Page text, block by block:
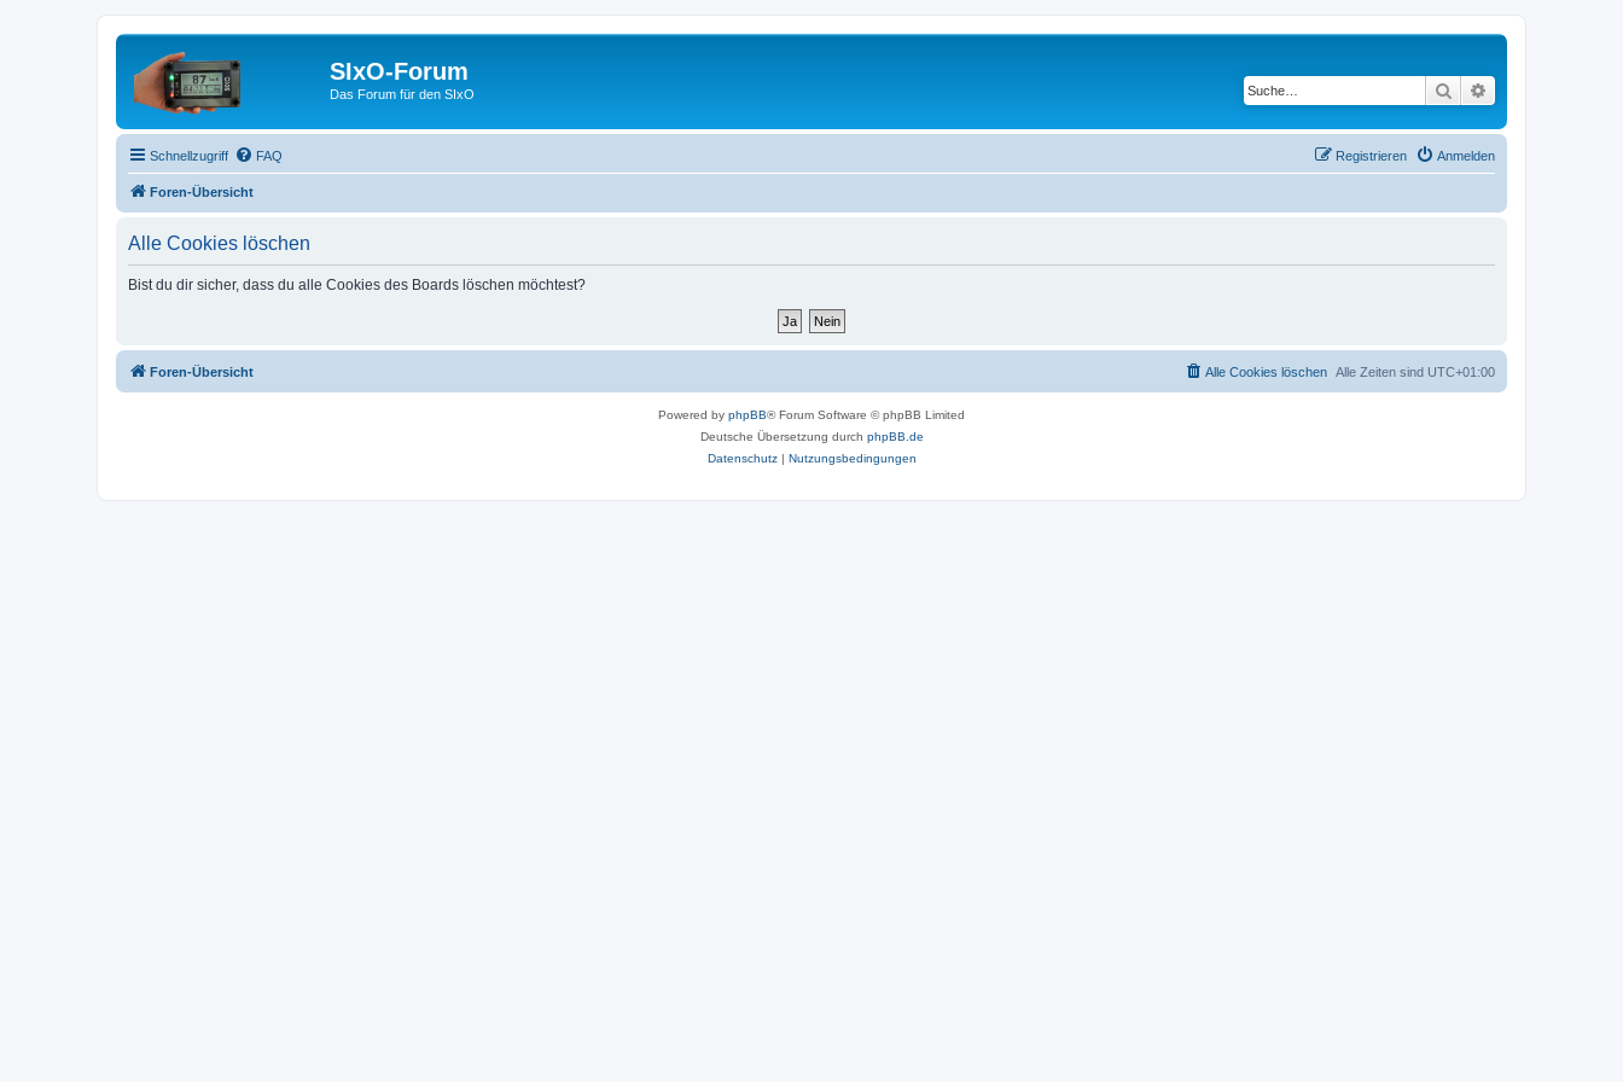
SIxO-Forum
Das Forum für den SIxO Suche
Schnellzugriff FAQ Anmelden
Registrieren
Foren-Übersicht
Alle Cookies löschen
Bist du dir sicher, dass du alle Cookies des Boards löschen möchtest?
Foren-Übersicht Alle Zeiten sind UTC+01:00
Alle Cookies löschen
Powered by phpBB® Forum Software © phpBB Limited
Deutsche Übersetzung durch phpBB.de
Datenschutz| Nutzungsbedingungen